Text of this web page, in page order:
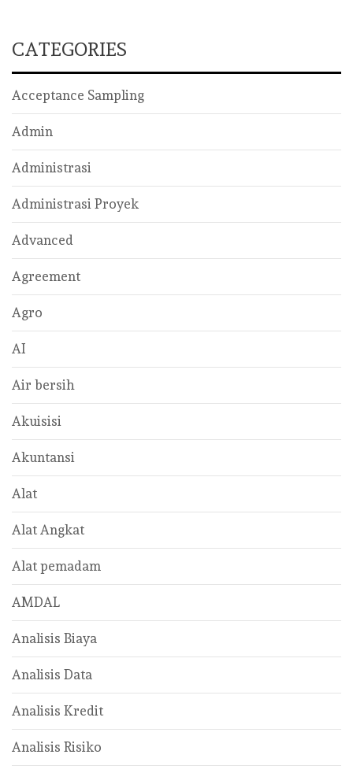
CATEGORIES
Acceptance Sampling
Admin
Administrasi
Administrasi Proyek
Advanced
Agreement
Agro
AI
Air bersih
Akuisisi
Akuntansi
Alat
Alat Angkat
Alat pemadam
AMDAL
Analisis Biaya
Analisis Data
Analisis Kredit
Analisis Risiko